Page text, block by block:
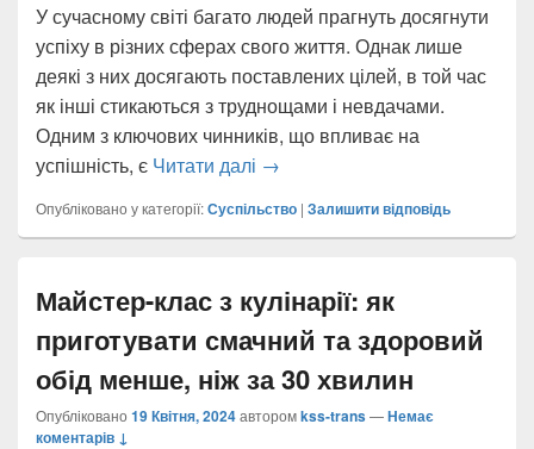
У сучасному світі багато людей прагнуть досягнути
успіху в різних сферах свого життя. Однак лише
деякі з них досягають поставлених цілей, в той час
як інші стикаються з труднощами і невдачами.
Одним з ключових чинників, що впливає на
успішність, є Читати далі Психологія успіху: які
→
Опубліковано у категорії:Суспільство | Залишити відповідь
Майстер-клас з кулінарії: як
приготувати смачний та здоровий
обід менше, ніж за 30 хвилин
Опубліковано 19 Квітня, 2024авторомkss-trans—Немає
коментарів ↓